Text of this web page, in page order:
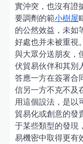
實沖突，也沒有證
要調劑的範小樹屋
的公然效益，未如
好處也并未被重視
與大眾分送朋友，
伏貿易伙伴和其別
答應一方在簽署合
信另一方不克不及
用這個設法，是以
貿易化或創意的發
于某些類型的發現
易機密中取得更有